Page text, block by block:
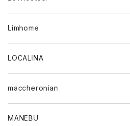
バンダナ
タンクトップ
Tシャツ
セーター
シャツ
スカート
パンツ
レディース
アウター
カットソー
トップス
シャツ
カーディガン
Limhome
LOCALINA
ロングスリーブテーシャツ
maccheronian
靴
MANEBU